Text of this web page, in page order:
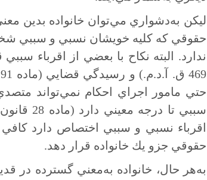
ليكن به‌دشواري مي‌توان خانواده بدين
حقوقي كه كليه خويشان نسبي و سببي
حتي مامور اجراي احكام نمي‌تواند
سببي
اقرباء نسبي و سببي اختصاص دارد
حقوقي جزو يك خانواده قرار دهد.
به‌هر حال، خانواده به‌معني گسترده در